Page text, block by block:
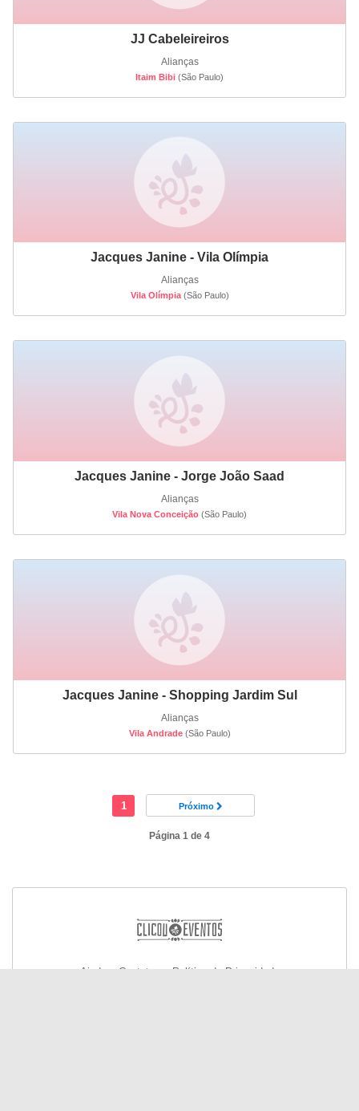
JJ Cabeleireiros
Alianças
Itaim Bibi (São Paulo)
Jacques Janine - Vila Olímpia
Alianças
Vila Olímpia(São Paulo)
Jacques Janine - Jorge João Saad
Alianças
Vila Nova Conceição (São Paulo)
Jacques Janine - Shopping Jardim Sul
Alianças
Vila Andrade(São Paulo)
1 Próximo
Página 1 de 4
Ajuda e Contato Política de Privacidade